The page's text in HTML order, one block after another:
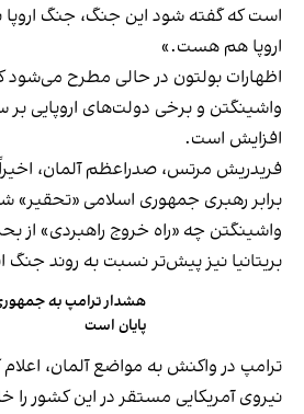
است که گفته شود این جنگ، جنگ
اروپا هم هست.»
اظهارات بولتون در حالی مطرح می‌شود
واشینگتن و برخی دولت‌های اروپایی بر
افزایش است.
فریدریش مرتس، صدراعظم آلمان، اخیراً
برابر رهبری جمهوری اسلامی
واشینگتن چه «راه خروج راهبردی» از
بریتانیا نیز پیش‌تر نسبت به روند جنگ
هشدار ترامپ به
پایان است
نیروی آمریکایی مستقر در این کشور را